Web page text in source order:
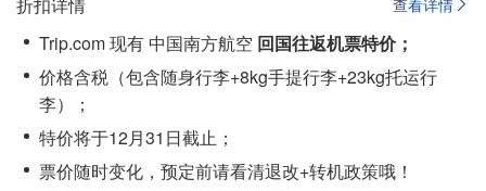
查看详情
Trip.com 现有 中国南方航空 回国往返机票特价；
价格含税（包含随身行李+8kg手提行李+23kg托运行
李）；
特价将于12月31日截止；
票价随时变化，预定前请看清退改+转机政策哦！